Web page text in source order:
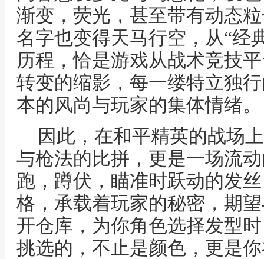
渐变，荧光，甚至带有动态
名字也变得天马行空，从“经
历程，恰是游戏从战术竞技
转变的缩影，每一缕特立独
本的风尚与玩家的集体情绪。
因此，在和平精英的战场
与枪法的比拼，更是一场流
跑，蹲伏，瞄准时跃动的发
格，承载着玩家的秘密，期
开仓库，为你角色选择发型
挑选的，不止是颜色，更是